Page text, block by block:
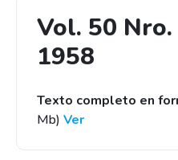
Vol. 50
1958
Texto completo en
Mb) Ver